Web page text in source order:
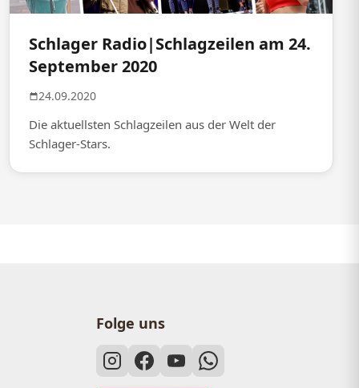
Schlager Radio|Schlagzeilen am 24.
September 2020
24.09.2020
Die aktuellsten Schlagzeilen aus der Welt der
Schlager-Stars.
Folge uns